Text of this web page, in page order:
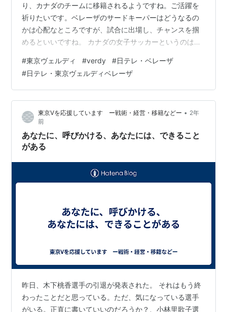
り、カナダのチームに移籍されるようですね。ご活躍を
祈りたいです。ベレーザのサードキーパーはどうなるの
かは心配なところですが、試合に出場し、チャンスを掴
めるといいですね。 カナダの女子サッカーというのは東
ドローンでの偵察騒ぎがあり、監督が解任され、後味の
悪い印象を残しました。パリ五輪では準々決勝で敗退し
たようです。 ウルフジェシカ結吏選手が移籍するノーザ
ン・スーパーリーグというのは２０２５年４月、つまり
今年の春から開設されるリーグで全６チームで構成され
るリーグで、まだ序列などはわからないですね。ア…
#東京ヴェルディ #verdy #日テレ・ベレーザ
#日テレ・東京ヴェルディベレーザ
東京Vを応援しています ー戦術・経営・移籍などー • 2年
前
あなたに、呼びかける、あなたには、できること
がある
昨日、木下桃香選手の引退が発表された。 それはもう終
わったことだと思っている。ただ、気になっている選手
がいる。正直に書いていいのだろうか？、小林里歌子選